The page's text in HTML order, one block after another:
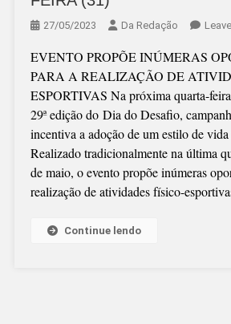
27/05/2023 Da Redação
EVENTO PROPÕE INÚMERAS
PARA A REALIZAÇÃO DE
ESPORTIVAS Na próxima quarta-
29ª edição do Dia do Desafio,
incentiva a adoção de um estilo de
Realizado tradicionalmente na última
de maio, o evento propõe inúmeras
realização de atividades físico-
Continue lendo